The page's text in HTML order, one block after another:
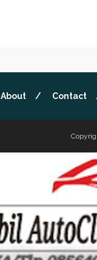
About Contact